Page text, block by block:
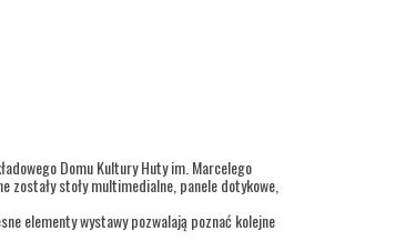
Domu Kultury Huty im. Marcelego
stoły multimedialne, panele dotykowe,
elementy wystawy pozwalają poznać kolejne